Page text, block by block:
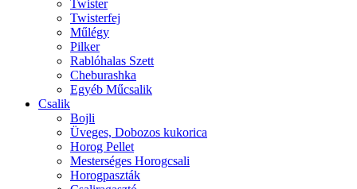
Twister
Twisterfej
Műlégy
Pilker
Rablóhalas Szett
Cheburashka
Egyéb Műcsalik
Csalik
Bojli
Üveges, Dobozos kukorica
Horog Pellet
Mesterséges Horogcsali
Horogpaszták